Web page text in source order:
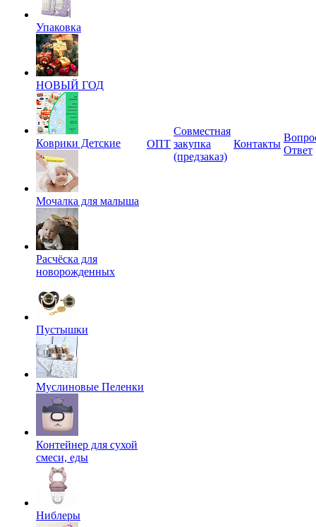
Упаковка
НОВЫЙ ГОД
Коврики Детские
Мочалка для малыша
Расчёска для
новорожденных
Пустышки
Муслиновые Пеленки
Контейнер для сухой
смеси, еды
Ниблеры
ОПТ
Совместная
закупка
(предзаказ)
Контакты
Ответ